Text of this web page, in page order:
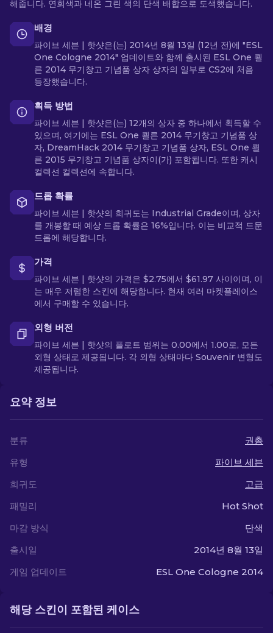
해줍니다. 연회색과 네온 그린 색의 단색 배합으로 도색했습니다.
배경
파이브 세븐 | 핫샷은(는) 2014년 8월 13일 (12년 전)에 "ESL
One Cologne 2014" 업데이트와 함께 출시된 ESL One 쾰
른 2014 무기창고 기념품 상자 상자의 일부로 CS2에 처음
등장했습니다.
획득 방법
파이브 세븐 | 핫샷은(는) 12개의 상자 중 하나에서 획득할 수
있으며, 여기에는 ESL One 쾰른 2014 무기창고 기념품 상
자, DreamHack 2014 무기창고 기념품 상자, ESL One 쾰
른 2015 무기창고 기념품 상자이(가) 포함됩니다. 또한 캐시
컬렉션 컬렉션에 속합니다.
드롭 확률
파이브 세븐 | 핫샷의 희귀도는 Industrial Grade이며, 상자
를 개봉할 때 예상 드롭 확률은 16%입니다. 이는 비교적 드문
드롭에 해당합니다.
가격
파이브 세븐 | 핫샷의 가격은 $2.75에서 $61.97 사이이며, 이
는 매우 저렴한 스킨에 해당합니다. 현재 여러 마켓플레이스
에서 구매할 수 있습니다.
외형 버전
파이브 세븐 | 핫샷의 플로트 범위는 0.00에서 1.00로, 모든
외형 상태로 제공됩니다. 각 외형 상태마다 Souvenir 변형도
제공됩니다.
요약 정보
분류
권총
유형
파이브 세븐
희귀도
고급
패밀리
Hot Shot
마감 방식
단색
출시일
2014년 8월 13일
게임 업데이트
ESL One Cologne 2014
해당 스킨이 포함된 케이스